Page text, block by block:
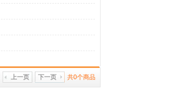
共0个商品
下一页
上一页